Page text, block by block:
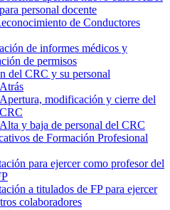
para personal docente
de Conductores
de informes médicos y
de permisos
del CRC y su personal
Atrás
Apertura, modificación y cierre del
CRC
Alta y baja de personal del CRC
de Formación Profesional
para ejercer como profesor del
a titulados de FP para ejercer
colaboradores